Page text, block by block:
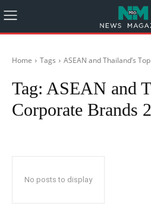
Home Tags ASEAN and Thailand’s
Tag: ASEAN and
Corporate Brands
No posts to display